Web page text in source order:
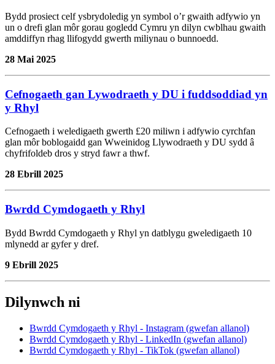
Bydd prosiect celf ysbrydoledig yn symbol o’r gwaith adfywio yn
un o drefi glan môr gorau gogledd Cymru yn dilyn cwblhau gwaith
amddiffyn rhag llifogydd gwerth miliynau o bunnoedd.
28 Mai 2025
Cefnogaeth gan Lywodraeth y DU i fuddsoddiad yn
y Rhyl
Cefnogaeth i weledigaeth gwerth £20 miliwn i adfywio cyrchfan
glan môr boblogaidd gan Wweinidog Llywodraeth y DU sydd â
chyfrifoldeb dros y stryd fawr a thwf.
28 Ebrill 2025
Bwrdd Cymdogaeth y Rhyl
Bydd Bwrdd Cymdogaeth y Rhyl yn datblygu gweledigaeth 10
mlynedd ar gyfer y dref.
9 Ebrill 2025
Dilynwch ni
Bwrdd Cymdogaeth y Rhyl - Instagram (gwefan allanol)
Bwrdd Cymdogaeth y Rhyl - LinkedIn (gwefan allanol)
Bwrdd Cymdogaeth y Rhyl - TikTok (gwefan allanol)